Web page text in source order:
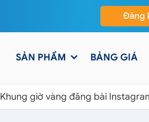
Đăng
SẢN PHẨM BẢNG GIÁ
Khung giờ vàng đăng bài